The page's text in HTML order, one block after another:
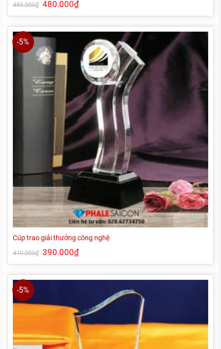
485.000₫ Giá
gốc
là:
480.000₫Giá
hiện
tại
480.000₫.
-5%
Cúp trao giải thưởng công nghệ
410.000₫ Giá
gốc
là:
390.000₫Giá
hiện
tại
390.000₫.
-5%